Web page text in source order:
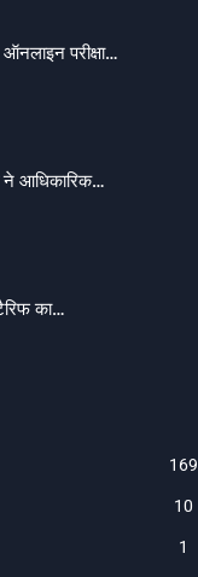
परीक्षा…
आधिकारिक…
का…
10
1